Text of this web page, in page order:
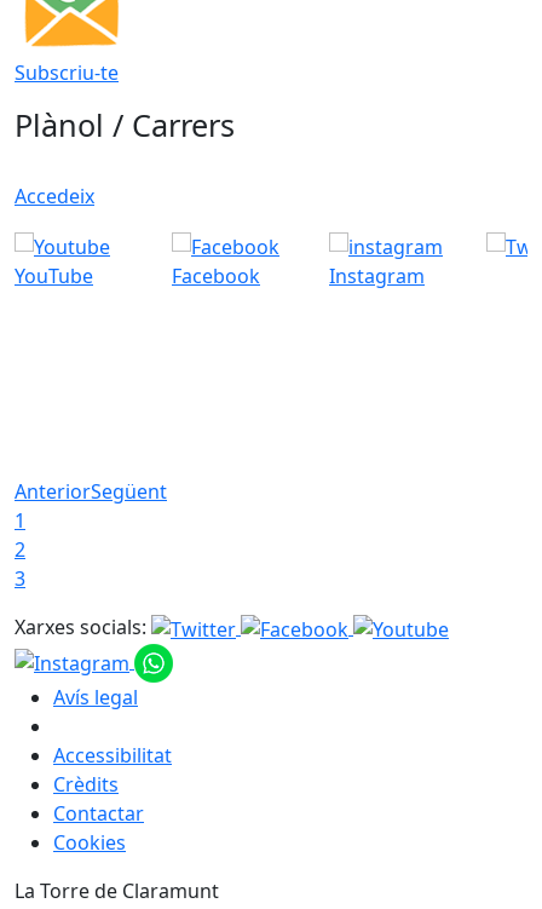
Subscriu-te
Plànol / Carrers
Accedeix
YouTube Facebook Instagram
AnteriorSegüent
1
2
3
Xarxes socials:
Avís legal
Accessibilitat
Crèdits
Contactar
Cookies
La Torre de Claramunt